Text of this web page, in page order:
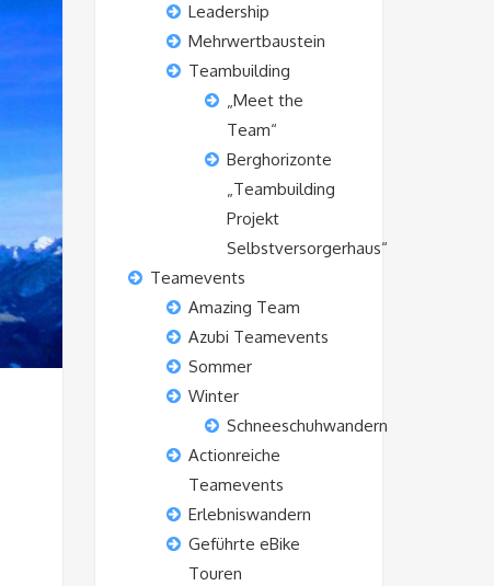
Leadership
Mehrwertbaustein
Teambuilding
„Meet the
Team“
Berghorizonte
„Teambuilding
Projekt
Selbstversorgerhaus“
Teamevents
Amazing Team
Azubi Teamevents
Sommer
Winter
Schneeschuhwandern
Actionreiche
Teamevents
Erlebniswandern
Geführte eBike
Touren